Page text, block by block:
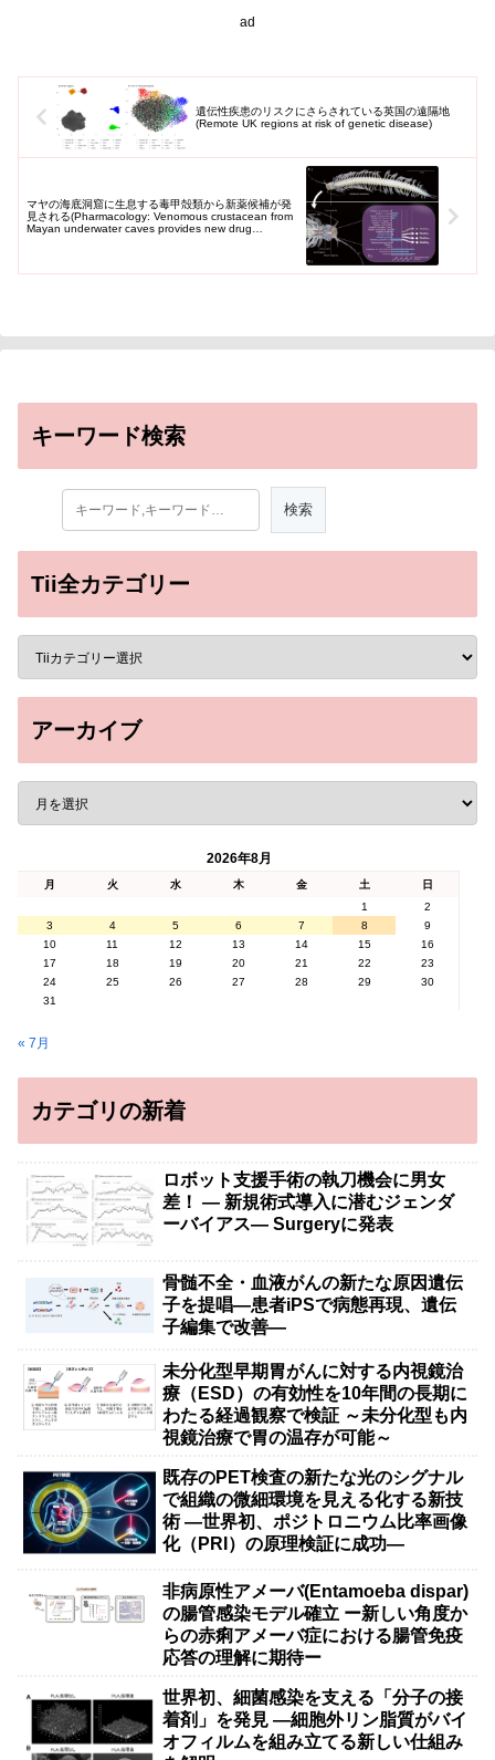
ad
遺伝性疾患のリスクにさらされている英国の遠隔地
(Remote UK regions at risk of genetic disease)
マヤの海底洞窟に生息する毒甲殻類から新薬候補が発
見される(Pharmacology: Venomous crustacean from
Mayan underwater caves provides new drug
キーワード検索
Tii全カテゴリー
アーカイブ
2026年8月
月 火 水 木 金 土
日
1
2
3
4 5 6 7 8
9
10
11 12 13 14 15
16
17
18 19 20 21 22
23
24
25 26 27 28 29
30
31
« 7月
カテゴリの新着
ロボット支援手術の執刀機会に男女
差！ — 新規術式導入に潜むジェンダ
ーバイアス— Surgeryに発表
骨髄不全・血液がんの新たな原因遺伝
子を提唱―患者iPSで病態再現、遺伝
子編集で改善―
未分化型早期胃がんに対する内視鏡治
療（ESD）の有効性を10年間の長期に
わたる経過観察で検証 ～未分化型も内
視鏡治療で胃の温存が可能～
既存のPET検査の新たな光のシグナル
で組織の微細環境を見える化する新技
術 ―世界初、ポジトロニウム比率画像
化（PRI）の原理検証に成功―
非病原性アメーバ(Entamoeba dispar)
の腸管感染モデル確立 ー新しい角度か
らの赤痢アメーバ症における腸管免疫
応答の理解に期待ー
世界初、細菌感染を支える「分子の接
着剤」を発見 ―細胞外リン脂質がバイ
オフィルムを組み立てる新しい仕組み